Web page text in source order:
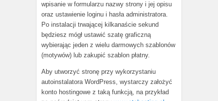
wpisanie w formularzu nazwy strony i jej opisu
oraz ustawienie loginu i hasła administratora.
Po instalacji trwającej kilkanaście sekund
będziesz mógł ustawić szatę graficzną
wybierając jeden z wielu darmowych szablonów
(motywów) lub zakupić szablon płatny.
Aby utworzyć stronę przy wykorzystaniu
autoinstalatora WordPress, wystarczy założyć
konto hostingowe z taką funkcją, na przykład